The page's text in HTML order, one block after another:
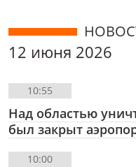
12 июня 2026
10:55
Над областью
был закрыт
10:00